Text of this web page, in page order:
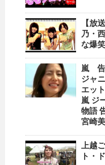
【放
乃・
な爆
嵐 告
ジャ
エッ
嵐 ジ
物語
宮崎
上越
ト・